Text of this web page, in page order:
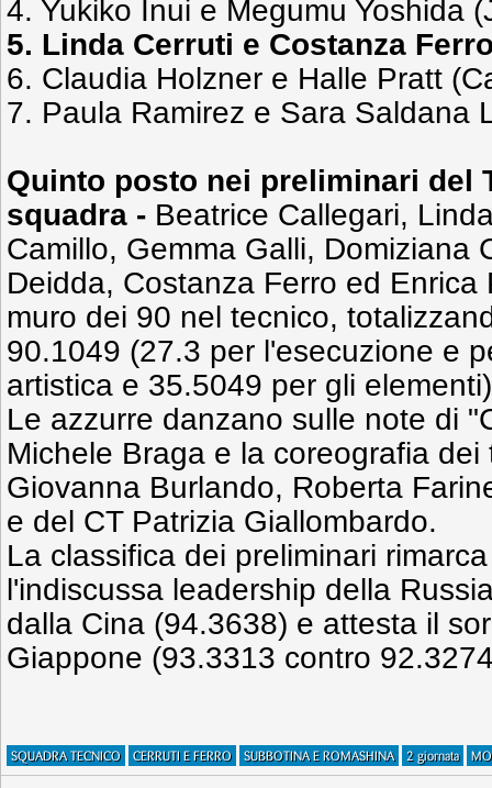
4. Yukiko Inui e Megumu Yoshida
5. Linda Cerruti e Costanza
6. Claudia Holzner e Halle Pratt
7. Paula Ramirez e Sara Saldana
Quinto posto nei preliminari del
squadra - Beatrice Callegari,
Camillo, Gemma Galli, Domiziana
Deidda, Costanza Ferro ed Enrica
muro dei 90 nel tecnico,
90.1049 (27.3 per l'esecuzione e
artistica e 35.5049 per gli
Le azzurre danzano sulle note di
Michele Braga e la coreografia dei
Giovanna Burlando, Roberta
e del CT Patrizia Giallombardo.
La classifica dei preliminari
l'indiscussa leadership della
dalla Cina (94.3638) e attesta il
Giappone (93.3313 contro
SQUADRA TECNICO CERRUTI E FERRO SUBBOTINA E ROMASHINA 2 giornata